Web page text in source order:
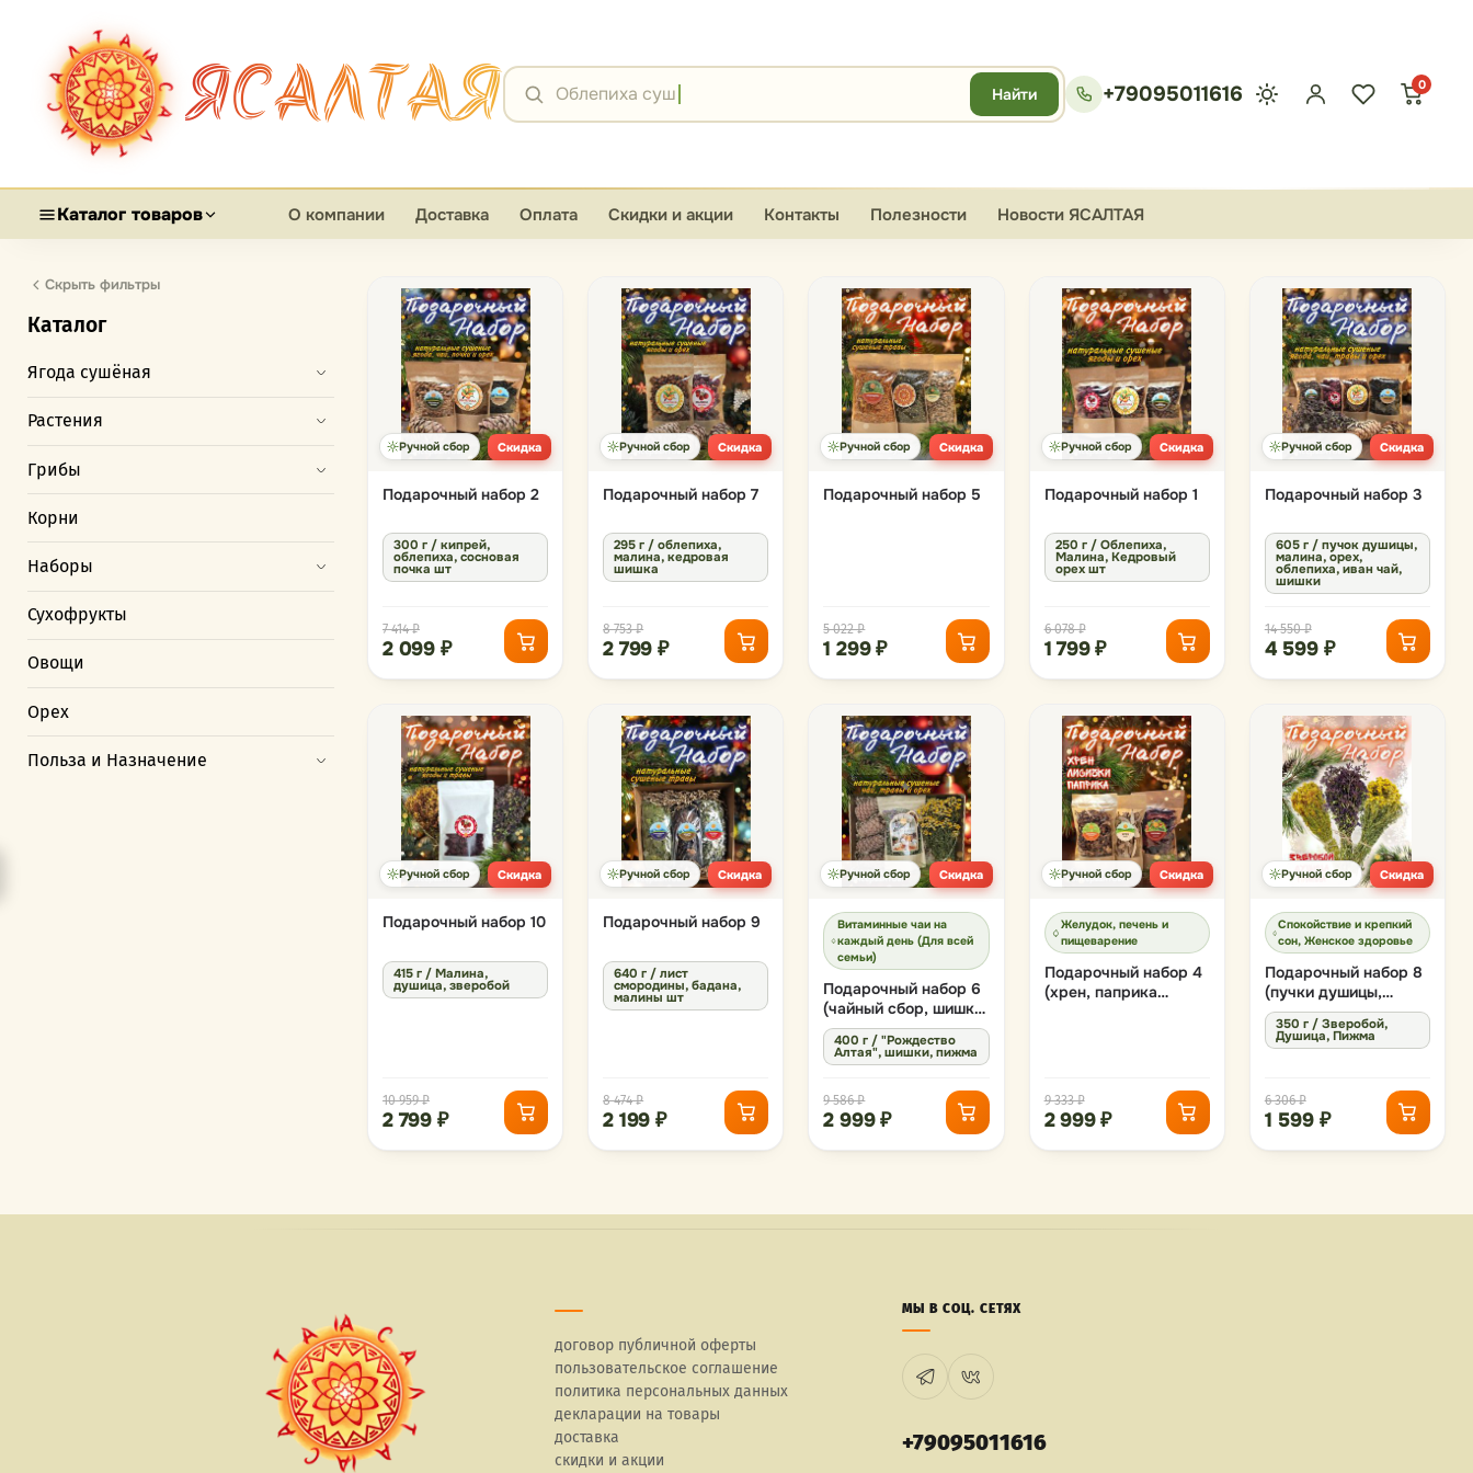
ЯСАЛТАЯ Облепиха сушёная Найти +79095011616 0
Каталог товаров О компании Доставка Оплата Скидки и акции Контакты Полезности Новости ЯСАЛТАЯ
Скрыть фильтры
Каталог
Ягода сушёная
Растения
Грибы
Корни
Наборы
Сухофрукты
Овощи
Орех
Польза и Назначение
Ручной сбор Скидка
Подарочный набор 2
300 г / кипрей,
облепиха, сосновая
почка шт
7 414 ₽
2 099 ₽
Ручной сбор Скидка
Подарочный набор 7
295 г / облепиха,
малина, кедровая
шишка
8 753 ₽
2 799 ₽
Ручной сбор Скидка
Подарочный набор 5
5 022 ₽
1 299 ₽
Ручной сбор Скидка
Подарочный набор 1
250 г / Облепиха,
Малина, Кедровый
орех шт
6 078 ₽
1 799 ₽
Ручной сбор Скидка
Подарочный набор 3
605 г / пучок душицы,
малина, орех,
облепиха, иван чай,
шишки
14 550 ₽
4 599 ₽
Ручной сбор Скидка
Подарочный набор 10
415 г / Малина,
душица, зверобой
10 959 ₽
2 799 ₽
Ручной сбор Скидка
Подарочный набор 9
640 г / лист
смородины, бадана,
малины шт
8 474 ₽
2 199 ₽
Ручной сбор Скидка
Витаминные чаи на
каждый день (Для всей
семьи)
Подарочный набор 6
(чайный сбор, шишки,
пижма)
400 г / "Рождество
Алтая", шишки, пижма
9 586 ₽
2 999 ₽
Ручной сбор Скидка
Желудок, печень и
пищеварение
Подарочный набор 4
(хрен, паприка
9 333 ₽
2 999 ₽
Ручной сбор Скидка
Спокойствие и крепкий
сон, Женское здоровье
Подарочный набор 8
(пучки душицы,
звробобоя, пижмы)
350 г / Зверобой,
Душица, Пижма
6 306 ₽
1 599 ₽
договор публичной оферты
пользовательское соглашение
политика персональных данных
декларации на товары
доставка
скидки и акции
МЫ В СОЦ. СЕТЯХ
+79095011616